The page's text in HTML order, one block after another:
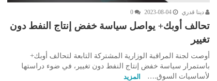
دينا قدري 2023-08-04
0
تحالف أوبك+ يواصل سياسة خفض إنتاج النفط دون
تغيير
أوصت لجنة المراقبة الوزارية المشتركة التابعة لتحالف أوبك+
باستمرار سياسة خفض إنتاج النفط دون تغيير، في ضوء دراستها
لأساسيات السوق.…
المزيد